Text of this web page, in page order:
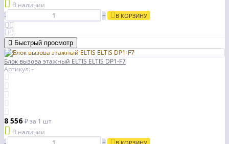
В наличии
-
+ В КОРЗИНУ
Быстрый просмотр
Блок вызова этажный ELTIS ELTIS DP1-F7
Артикул: -
8 556₽за 1 шт
В наличии